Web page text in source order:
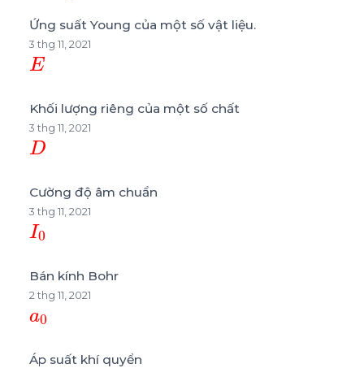
Ứng suất Young của một số vật liệu.
3 thg 11, 2021
E
Khối lượng riêng của một số chất
3 thg 11, 2021
D
Cường độ âm chuẩn
3 thg 11, 2021
I0
Bán kính Bohr
2 thg 11, 2021
a0
Áp suất khí quyển